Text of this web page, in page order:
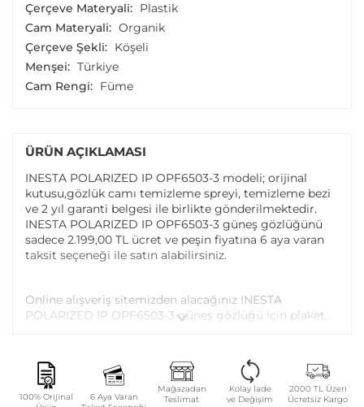
100% Orijinal
6 Aya Varan
Mağazadan
Teslimat
Kolay İade
ve Değişim
2000 TL Üzeri
Ücretsiz Kargo
ÜRÜN AÇIKLAMASI
INESTA POLARIZED IP OPF6503-3 modeli; orijinal
kutusu,gözlük camı temizleme spreyi, temizleme bezi
ve 2 yıl garanti belgesi ile birlikte gönderilmektedir.
INESTA POLARIZED IP OPF6503-3 güneş gözlüğünü
sadece 2.199,00 TL ücret ve peşin fiyatına 6 aya varan
taksit seçeneği ile satın alabilirsiniz.
Online alışveriş sitemizden alacağınız INESTA
POLARIZED IP OPF6503-3 güneş gözlüğü için plaket,
Garanti kapsamı dışındaki parça değişim ve bakım
Çerçeve Materyali: Plastik
Cam Materyali: Organik
Çerçeve Şekli: Köşeli
Menşei: Türkiye
Cam Rengi: Füme